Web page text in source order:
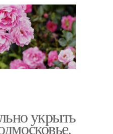
укрыть